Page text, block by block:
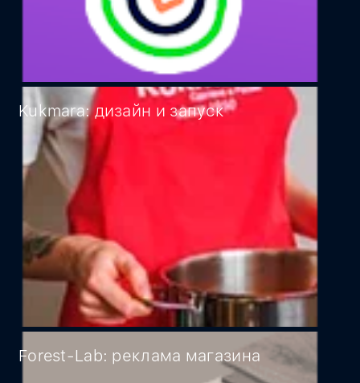
Kukmara: дизайн и запуск
Forest-Lab: реклама магазина